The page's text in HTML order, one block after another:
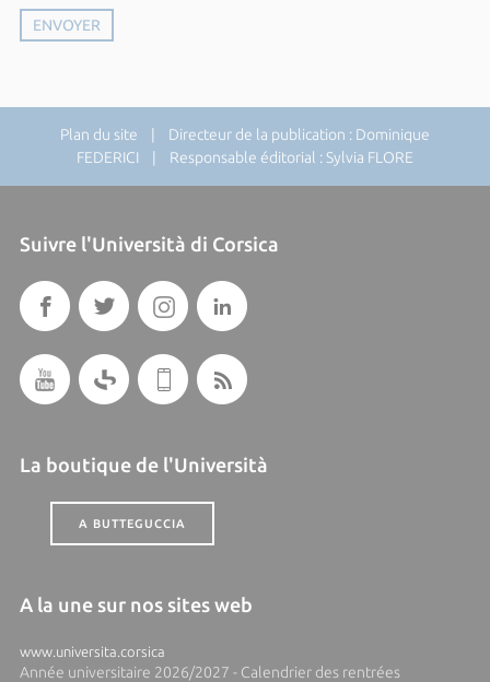
Plan du site | Directeur de la publication : Dominique
FEDERICI | Responsable éditorial : Sylvia FLORE
Suivre l'Università di Corsica
La boutique de l'Università
A BUTTEGUCCIA
A la une sur nos sites web
www.universita.corsica
Année universitaire 2026/2027 - Calendrier des rentrées